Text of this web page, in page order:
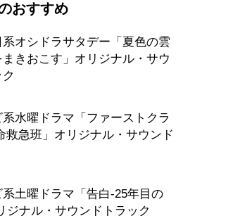
想像し得なかった
ない
おすすめ
オシドラサタデー「夏色の雲
きおこす」オリジナル・サウ
水曜ドラマ「ファーストクラ
救急班」オリジナル・サウンド
系土曜ドラマ「告白-25年目の
ジナル・サウンドトラック